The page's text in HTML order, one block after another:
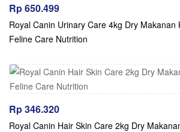
Rp650.499
Royal Canin Urinary Care 4kg Dry Makanan
Feline Care Nutrition
Rp346.320
Royal Canin Hair Skin Care 2kg Dry